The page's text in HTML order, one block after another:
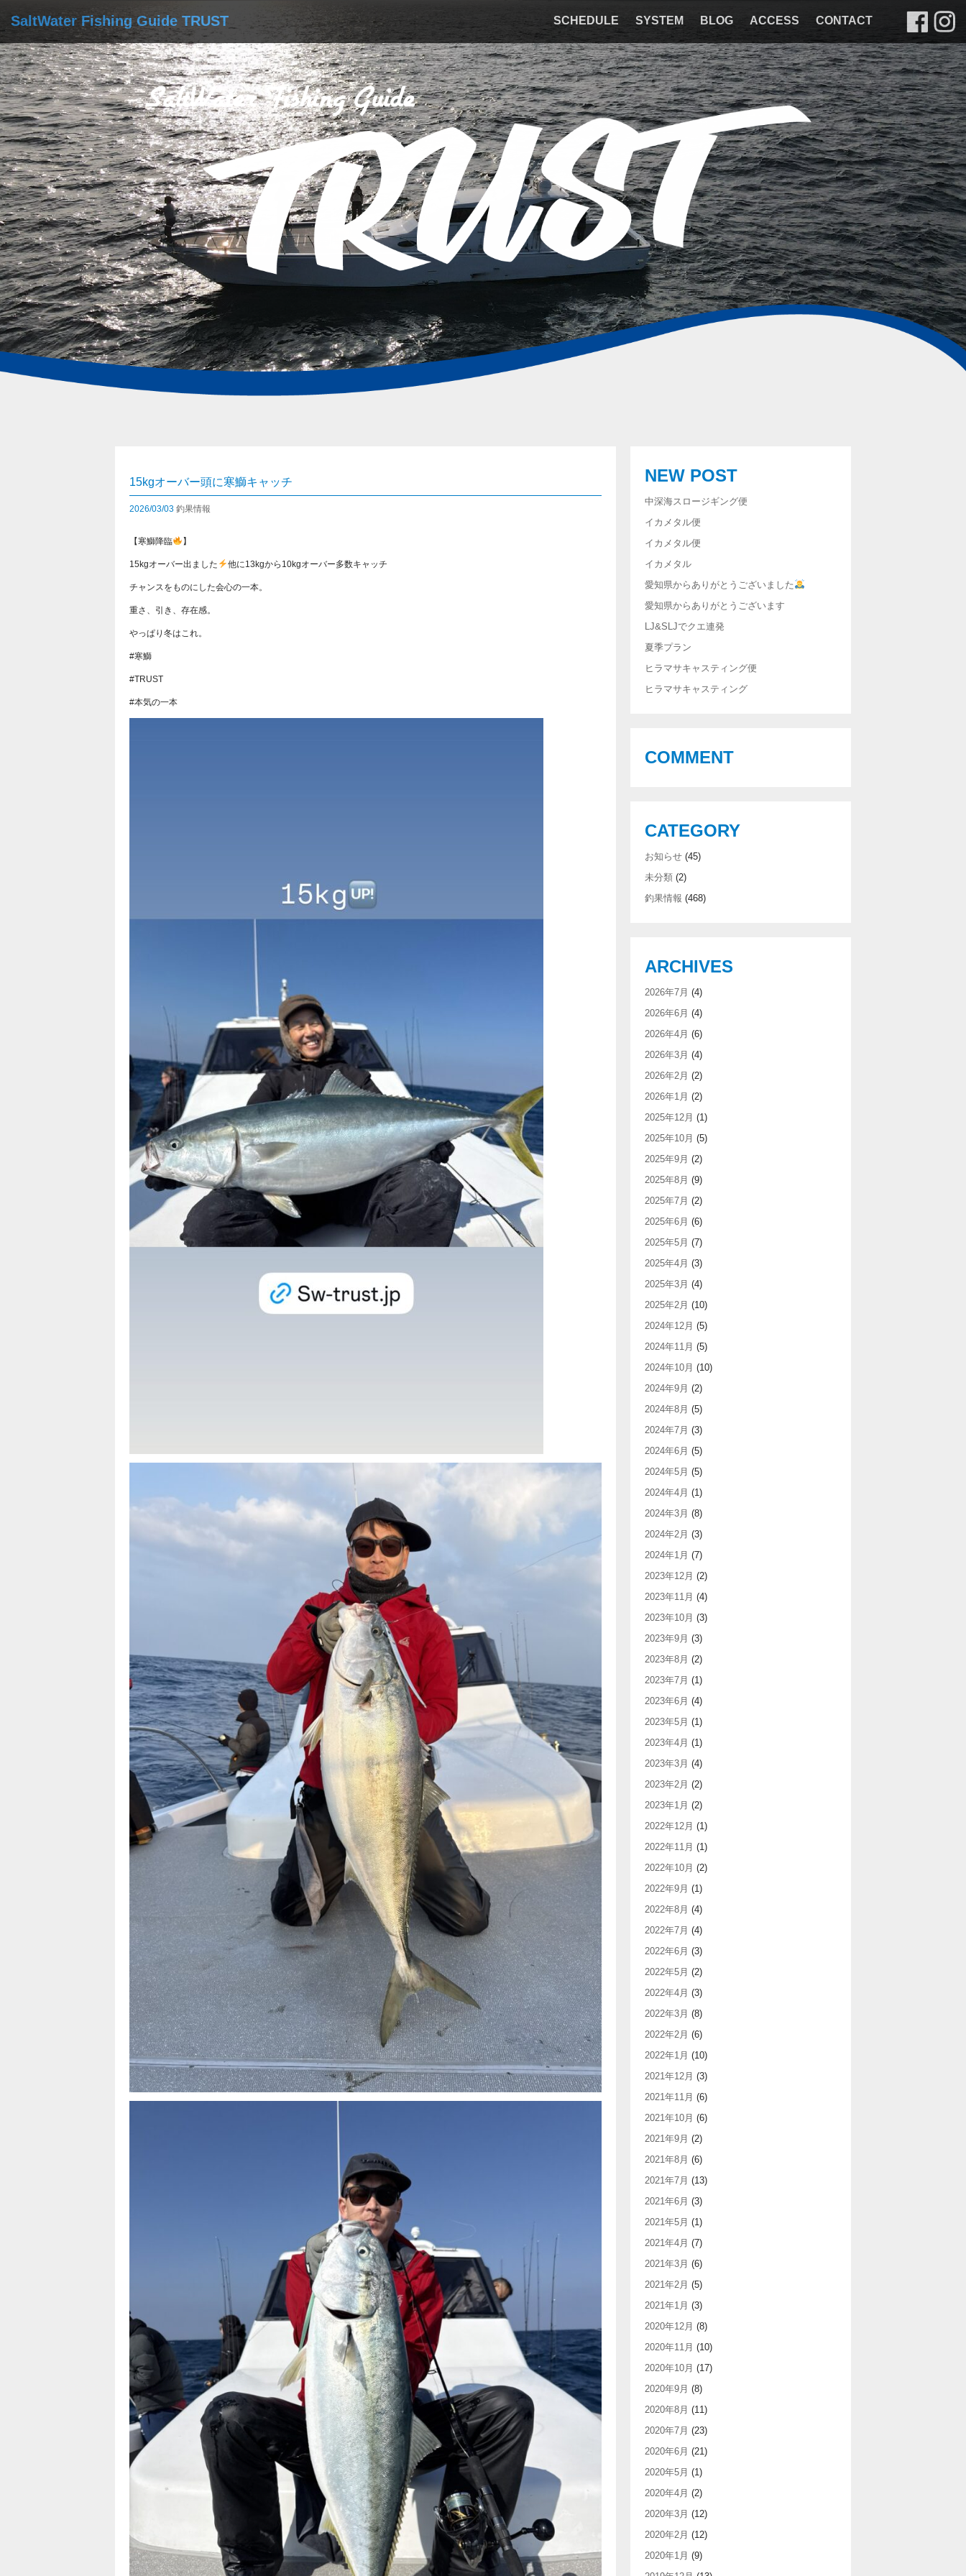
SCHEDULE SYSTEM BLOG ACCESS CONTACT
SaltWater Fishing Guide TRUST
15kgオーバー頭に寒鰤キャッチ
2026/03/03 釣果情報
【寒鰤降臨 】
15kgオーバー出ました 他に13kgから10kgオーバー多数キャッチ
チャンスをものにした会心の一本。
重さ、引き、存在感。
やっぱり冬はこれ。
#寒鰤
#TRUST
#本気の一本
NEW POST
中深海スロージギング便
イカメタル便
イカメタル便
イカメタル
愛知県からありがとうございました
愛知県からありがとうございます
LJ&SLJでクエ連発
夏季プラン
ヒラマサキャスティング便
ヒラマサキャスティング
COMMENT
CATEGORY
お知らせ(45)
未分類(2)
釣果情報 (468)
ARCHIVES
2026年7月 (4)
2026年6月 (4)
2026年4月 (6)
2026年3月 (4)
2026年2月 (2)
2026年1月 (2)
2025年12月 (1)
2025年10月 (5)
2025年9月 (2)
2025年8月 (9)
2025年7月 (2)
2025年6月 (6)
2025年5月 (7)
2025年4月 (3)
2025年3月 (4)
2025年2月 (10)
2024年12月 (5)
2024年11月 (5)
2024年10月 (10)
2024年9月 (2)
2024年8月 (5)
2024年7月 (3)
2024年6月 (5)
2024年5月 (5)
2024年4月 (1)
2024年3月 (8)
2024年2月 (3)
2024年1月 (7)
2023年12月 (2)
2023年11月 (4)
2023年10月 (3)
2023年9月 (3)
2023年8月 (2)
2023年7月 (1)
2023年6月 (4)
2023年5月 (1)
2023年4月 (1)
2023年3月 (4)
2023年2月 (2)
2023年1月 (2)
2022年12月 (1)
2022年11月 (1)
2022年10月 (2)
2022年9月 (1)
2022年8月 (4)
2022年7月 (4)
2022年6月 (3)
2022年5月 (2)
2022年4月 (3)
2022年3月 (8)
2022年2月 (6)
2022年1月 (10)
2021年12月 (3)
2021年11月 (6)
2021年10月 (6)
2021年9月 (2)
2021年8月 (6)
2021年7月 (13)
2021年6月 (3)
2021年5月 (1)
2021年4月 (7)
2021年3月 (6)
2021年2月 (5)
2021年1月 (3)
2020年12月 (8)
2020年11月 (10)
2020年10月 (17)
2020年9月 (8)
2020年8月 (11)
2020年7月 (23)
2020年6月 (21)
2020年5月 (1)
2020年4月 (2)
2020年3月 (12)
2020年2月 (12)
2020年1月 (9)